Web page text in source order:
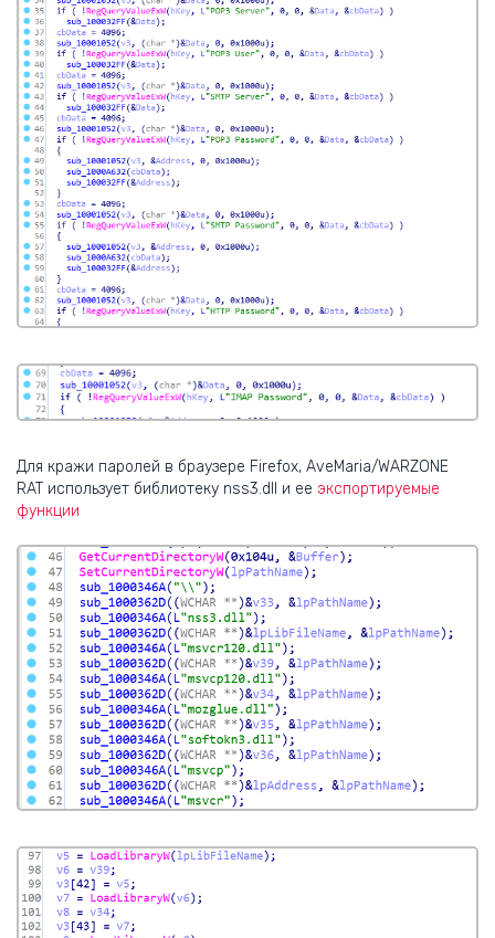
Для кражи паролей в браузере Firefox, AveMaria/WARZONE
RAT использует библиотеку nss3.dll и ее экспортируемые
функции